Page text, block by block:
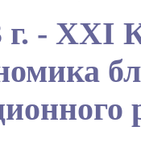
г. - XXI